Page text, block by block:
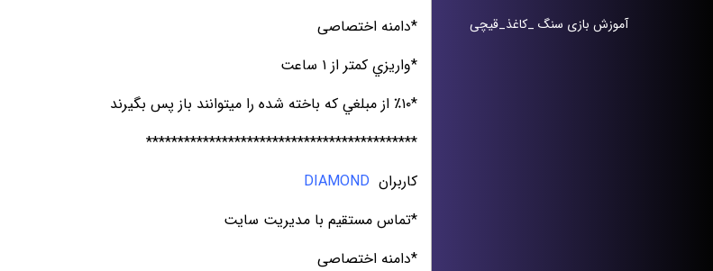
آموزش بازی سنگ _کاغذ_قیچی
*دامنه اختصاصی
*واريزي كمتر از ١ ساعت
*١٠٪؜ از مبلغي كه باخته شده را ميتوانند باز پس بگيرند
*******************************************
کاربران DIAMOND
*تماس مستقيم با مديريت سايت
*دامنه اختصاصی